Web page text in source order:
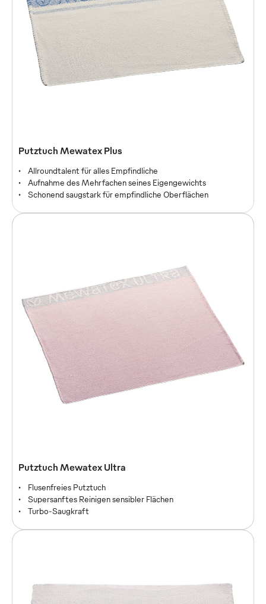
Putztuch Mewatex Plus
Allroundtalent für alles Empfindliche
Aufnahme des Mehrfachen seines Eigengewichts
Schonend saugstark für empfindliche Oberflächen
Putztuch Mewatex Plus
Allroundtalent für alles Empfindliche
Aufnahme des Mehrfachen seines Eigengewichts
Schonend saugstark für empfindliche Oberflächen
Putztuch Mewatex Ultra
Flusenfreies Putztuch
Supersanftes Reinigen sensibler Flächen
Turbo-Saugkraft